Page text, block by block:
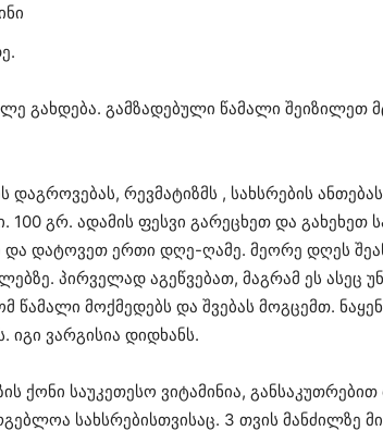
გახდება. გამზადებული წამალი შეიზილეთ
რევმატიზმს , სახსრების
100 გრ. ადამის ფესვი გარეცხეთ და გახეხეთ
და დატოვეთ ერთი დღე-ღამე. მეორე დღეს
პირველად აგეწვებათ, მაგრამ ეს ასეც
წამალი მოქმედებს და შვებას მოგცემთ.
ვარგისია დიდხანს.
ქონი საუკეთესო ვიტამინია, განსაკუთრებით
სახსრებისთვისაც. 3 თვის მანძილზე